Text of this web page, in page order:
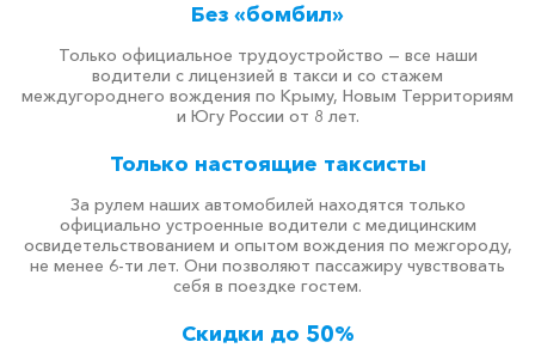
Без «бомбил»
Только официальное трудоустройство — все наши
водители с лицензией в такси и со стажем
междугороднего вождения по Крыму, Новым Территориям
и Югу России от 8 лет.
Только настоящие таксисты
За рулем наших автомобилей находятся только
официально устроенные водители с медицинским
освидетельствованием и опытом вождения по межгороду,
не менее 6-ти лет. Они позволяют пассажиру чувствовать
себя в поездке гостем.
Скидки до 50%